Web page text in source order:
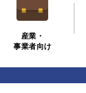
産業・
事業者向け